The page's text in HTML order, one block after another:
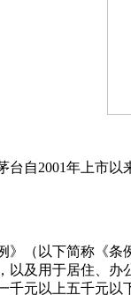
年上市以来的
下简称《条例》
以及用于居住、
元以上五千元以